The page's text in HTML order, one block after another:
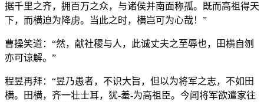
据千里之齐，拥百万之众，与诸侯并南面称孤。既而高祖得天
下，而横迫为降虏。当此之时，横岂可为心哉！”
曹操笑道：“然，献社稷与人，此诚丈夫之至辱也，田横自刎
亦可谅解。”
程昱再拜：“昱乃愚者，不识大旨，但以为将军之志，不如田
横。田横，齐一壮士耳，犹-羞-为高祖臣。今闻将军欲遣家往